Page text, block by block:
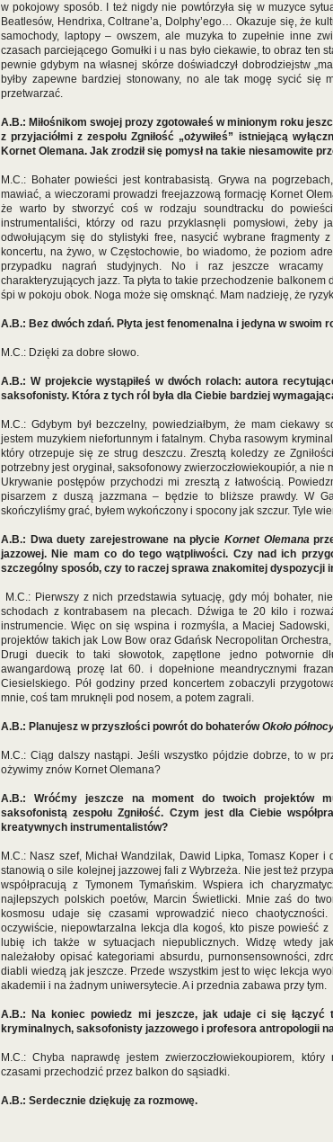
w pokojowy sposób. I też nigdy nie powtórzyła się w muzyce
Beatlesów, Hendrixa, Coltrane’a, Dolphy’ego… Okazuje się, że
samochody, laptopy – owszem, ale muzyka to zupełnie inne
czasach parciejącego Gomułki i u nas było ciekawie, to obraz ten
pewnie gdybym na własnej skórze doświadczył dobrodziejstw
byłby zapewne bardziej stonowany, no ale tak mogę sycić się
przetwarzać.
A.B.: Miłośnikom swojej prozy zgotowałeś w minionym roku
z przyjaciółmi z zespołu Zgniłość „ożywiłeś” istniejącą
Kornet Olemana. Jak zrodził się pomysł na takie niesamowite
M.C.: Bohater powieści jest kontrabasistą. Grywa na
mawiać, a wieczorami prowadzi freejazzową formację Kornet
że warto by stworzyć coś w rodzaju soundtracku do
instrumentaliści, którzy od razu przyklasnęli pomysłowi, żeby
odwołującym się do stylistyki free, nasycić wybrane fragmenty
koncertu, na żywo, w Częstochowie, bo wiadomo, że poziom
przypadku nagrań studyjnych. No i raz jeszcze wracamy
charakteryzujących jazz. Ta płyta to takie przechodzenie
śpi w pokoju obok. Noga może się omsknąć. Mam nadzieję, że
A.B.: Bez dwóch zdań. Płyta jest fenomenalna i jedyna w swoim
M.C.: Dzięki za dobre słowo.
A.B.: W projekcie wystąpiłeś w dwóch rolach: autora
saksofonisty. Która z tych ról była dla Ciebie bardziej
M.C.: Gdybym był bezczelny, powiedziałbym, że mam ciekawy
jestem muzykiem niefortunnym i fatalnym. Chyba rasowym
który otrzepuje się ze strug deszczu. Zresztą koledzy ze
potrzebny jest oryginał, saksofonowy zwierzoczłowiekoupiór, a nie
Ukrywanie postępów przychodzi mi zresztą z łatwością.
pisarzem z duszą jazzmana – będzie to bliższe prawdy. W
skończyliśmy grać, byłem wykończony i spocony jak szczur. Tyle
A.B.: Dwa duety zarejestrowane na płycie Kornet Olemana
jazzowej. Nie mam co do tego wątpliwości. Czy nad ich
szczególny sposób, czy to raczej sprawa znakomitej dyspozycji
M.C.: Pierwszy z nich przedstawia sytuację, gdy mój bohater,
schodach z kontrabasem na plecach. Dźwiga te 20 kilo i
instrumencie. Więc on się wspina i rozmyśla, a Maciej
projektów takich jak Low Bow oraz Gdańsk Necropolitan
Drugi duecik to taki słowotok, zapętlone jedno potwornie
awangardową prozę lat 60. i dopełnione meandrycznymi
Ciesielskiego. Pół godziny przed koncertem zobaczyli
mnie, coś tam mruknęli pod nosem, a potem zagrali.
A.B.: Planujesz w przyszłości powrót do bohaterówOkoło
M.C.: Ciąg dalszy nastąpi. Jeśli wszystko pójdzie dobrze, to w
ożywimy znów Kornet Olemana?
A.B.: Wróćmy jeszcze na moment do twoich projektów
saksofonistą zespołu Zgniłość. Czym jest dla Ciebie
kreatywnych instrumentalistów?
M.C.: Nasz szef, Michał Wandzilak, Dawid Lipka, Tomasz Koper
stanowią o sile kolejnej jazzowej fali z Wybrzeża. Nie jest też
współpracują z Tymonem Tymańskim. Wspiera ich
najlepszych polskich poetów, Marcin Świetlicki. Mnie zaś do
kosmosu udaje się czasami wprowadzić nieco
oczywiście, niepowtarzalna lekcja dla kogoś, kto pisze powieść
lubię ich także w sytuacjach niepublicznych. Widzę wtedy
należałoby opisać kategoriami absurdu, purnonsensowności,
diabli wiedzą jak jeszcze. Przede wszystkim jest to więc lekcja
akademii i na żadnym uniwersytecie. A i przednia zabawa przy tym.
A.B.: Na koniec powiedz mi jeszcze, jak udaje ci się
kryminalnych, saksofonisty jazzowego i profesora antropologii
M.C.: Chyba naprawdę jestem zwierzoczłowiekoupiorem,
czasami przechodzić przez balkon do sąsiadki.
A.B.: Serdecznie dziękuję za rozmowę.